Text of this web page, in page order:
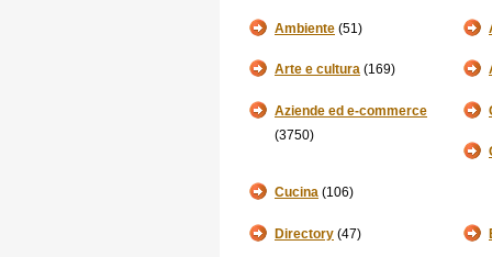
Ambiente (51)
Arte e cultura (169)
Aziende ed e-commerce
(3750)
Cucina (106)
Directory (47)